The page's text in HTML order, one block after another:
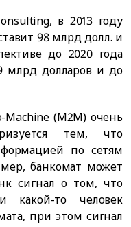
в 2013 году
98 млрд долл. и
до 2020 года
млрд долларов и до
(M2M) очень
тем, что
по сетям
банкомат может
сигнал о том, что
какой-то человек
при этом сигнал